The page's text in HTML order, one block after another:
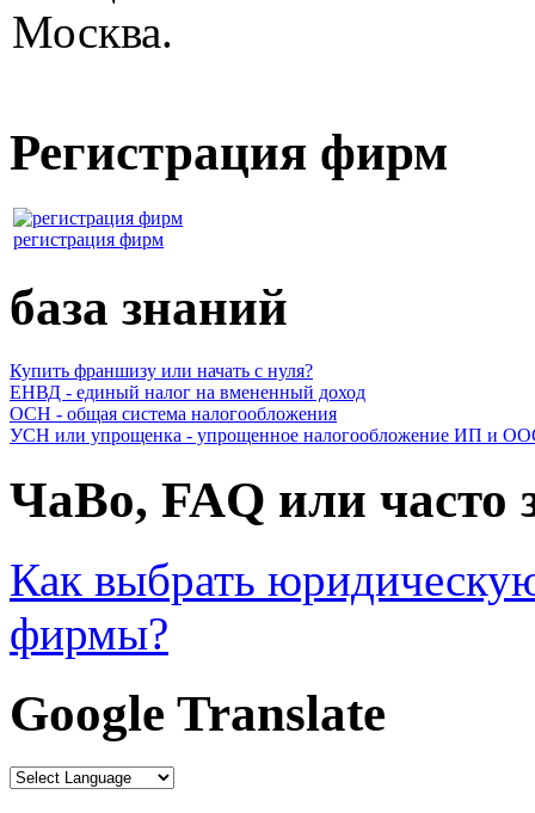
Регистрация фирм
регистрация фирм
база знаний
Купить франшизу или начать с нуля?
ЕНВД - единый налог на вмененный доход
ОСН - общая система налогообложения
УСН или упрощенка - упрощенное налогообложение ИП и
ЧаВо, FAQ или часто
Как выбрать
фирмы?
Google Translate